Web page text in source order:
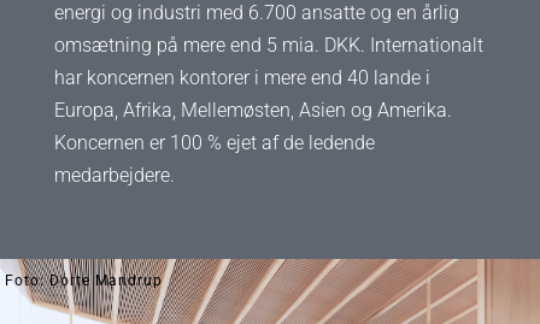
energi og industri med 6.700 ansatte og en årlig
omsætning på mere end 5 mia. DKK. Internationalt
har koncernen kontorer i mere end 40 lande i
Europa, Afrika, Mellemøsten, Asien og Amerika.
Koncernen er 100 % ejet af de ledende
medarbejdere.
Foto: Dorte Mandrup